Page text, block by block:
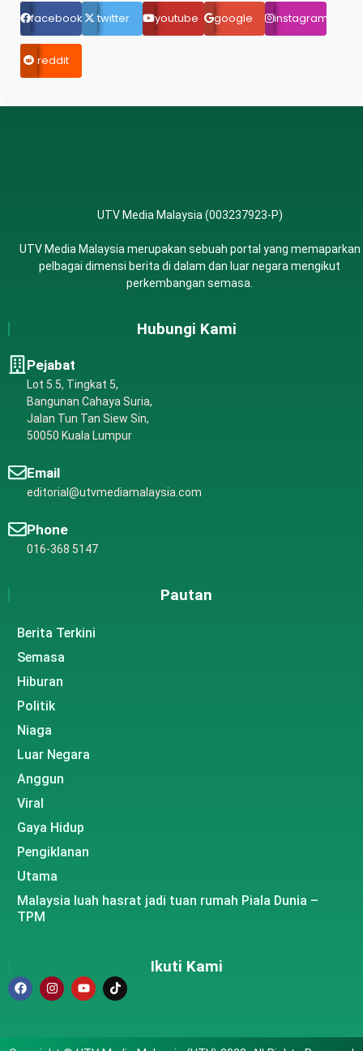
facebook.comtwitter youtube google instagram
reddit
UTV Media Malaysia (003237923-P)
UTV Media Malaysia merupakan sebuah portal yang memaparkan
pelbagai dimensi berita di dalam dan luar negara mengikut
perkembangan semasa.
Hubungi Kami
Pejabat
Lot 5.5, Tingkat 5,
Bangunan Cahaya Suria,
Jalan Tun Tan Siew Sin,
50050 Kuala Lumpur
Email
editorial@utvmediamalaysia.com
Phone
016-368 5147
Pautan
Berita Terkini
Semasa
Hiburan
Politik
Niaga
Luar Negara
Anggun
Viral
Gaya Hidup
Pengiklanan
Utama
Malaysia luah hasrat jadi tuan rumah Piala Dunia –
TPM
Ikuti Kami